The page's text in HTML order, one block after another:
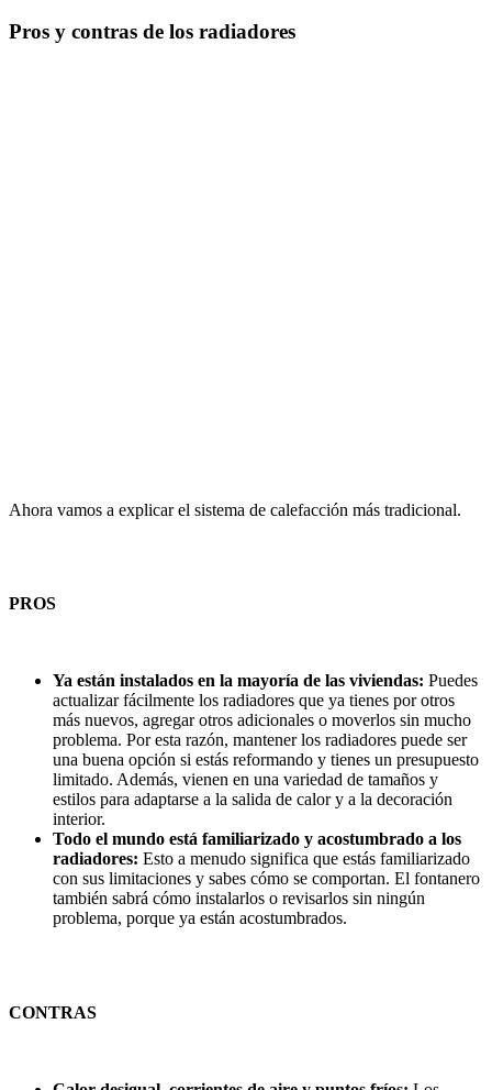
Pros y contras de los radiadores
Ahora vamos a explicar el sistema de calefacción más tradicional.
PROS
Ya están instalados en la mayoría de las viviendas: Puedes
actualizar fácilmente los radiadores que ya tienes por otros
más nuevos, agregar otros adicionales o moverlos sin mucho
problema. Por esta razón, mantener los radiadores puede ser
una buena opción si estás reformando y tienes un presupuesto
limitado. Además, vienen en una variedad de tamaños y
estilos para adaptarse a la salida de calor y a la decoración
interior.
Todo el mundo está familiarizado y acostumbrado a los
radiadores: Esto a menudo significa que estás familiarizado
con sus limitaciones y sabes cómo se comportan. El fontanero
también sabrá cómo instalarlos o revisarlos sin ningún
problema, porque ya están acostumbrados.
CONTRAS